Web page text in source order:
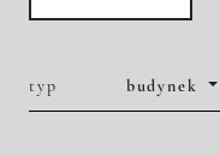
typ budynek